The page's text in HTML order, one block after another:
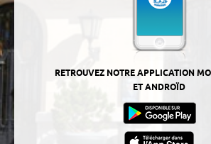
RETROUVEZ NOTRE APPLICATION
ET ANDROÏD